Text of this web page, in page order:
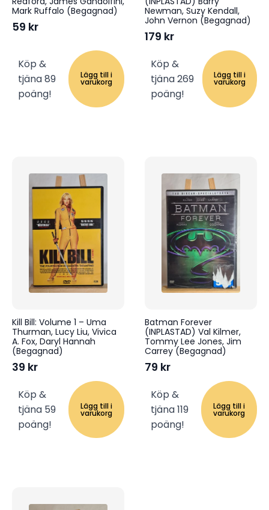
Mark Ruffalo (Begagnad)
59 kr
Köp &
tjäna 89
poäng!
Lägg till i
varukorg
Newman, Suzy Kendall,
John Vernon (Begagnad)
179 kr
Köp &
tjäna 269
poäng!
Lägg till i
varukorg
Kill Bill: Volume 1 – Uma
Thurman, Lucy Liu, Vivica
A. Fox, Daryl Hannah
(Begagnad)
39 kr
Köp &
tjäna 59
poäng!
Lägg till i
varukorg
Batman Forever
(INPLASTAD) Val Kilmer,
Tommy Lee Jones, Jim
Carrey (Begagnad)
79 kr
Köp &
tjäna 119
poäng!
Lägg till i
varukorg